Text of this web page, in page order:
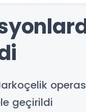
geçirildi